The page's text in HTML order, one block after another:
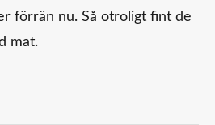
förrän nu. Så otroligt fint de
mat.